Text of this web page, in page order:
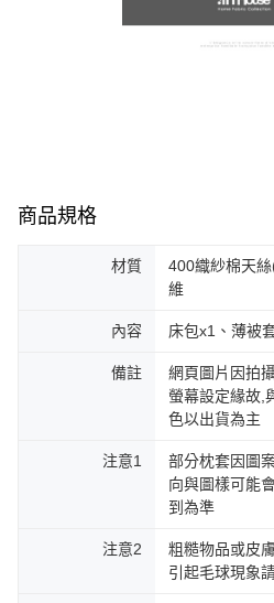
商品規格
材質
400織紗棉天
維
內容 床包x1、薄被
備註
網頁圖片因拍
螢幕設定緣故,
色以出貨為主
注意1
部分枕套因圖
向與圖樣可能
到為準
注意2
粗糙物品或皮
引起毛球現象